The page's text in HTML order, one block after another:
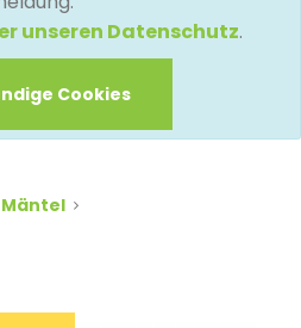
unseren Datenschutz.
Cookies